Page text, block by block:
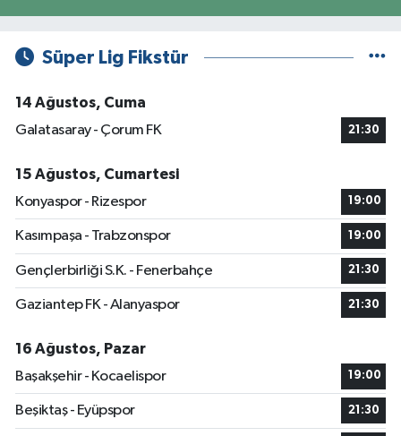
Süper Lig Fikstür
14 Ağustos, Cuma
Galatasaray - Çorum FK
21:30
15 Ağustos, Cumartesi
Konyaspor - Rizespor
19:00
Kasımpaşa - Trabzonspor 19:00
Gençlerbirliği S.K. - Fenerbahçe 21:30
Gaziantep FK - Alanyaspor 21:30
16 Ağustos, Pazar
Başakşehir - Kocaelispor
19:00
Beşiktaş - Eyüpspor 21:30